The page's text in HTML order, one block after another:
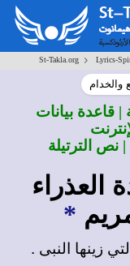
St-Takla.org > Lyrics-
والخدام
قاعدة بيانات
نص الترتيلة
العذراء
*
زينها النبى .